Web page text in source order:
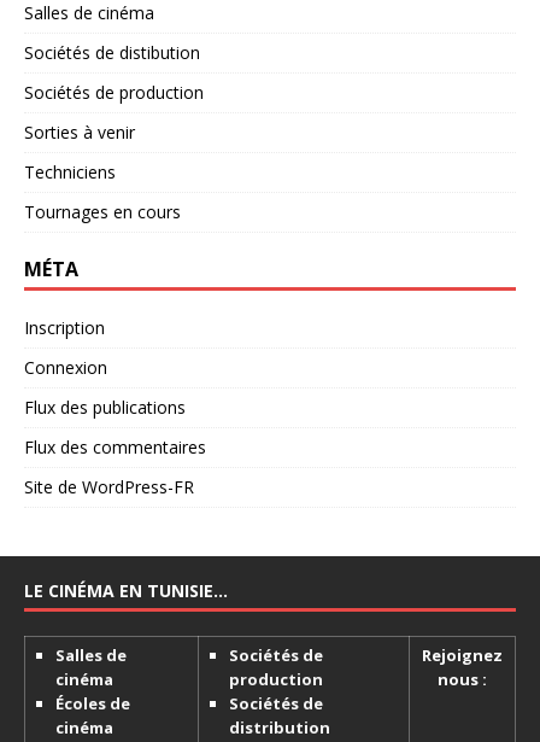
Salles de cinéma
Sociétés de distibution
Sociétés de production
Sorties à venir
Techniciens
Tournages en cours
MÉTA
Inscription
Connexion
Flux des publications
Flux des commentaires
Site de WordPress-FR
LE CINÉMA EN TUNISIE…
Salles de
cinéma
Écoles de
cinéma
Sociétés de
production
Sociétés de
distribution
Rejoignez
nous :